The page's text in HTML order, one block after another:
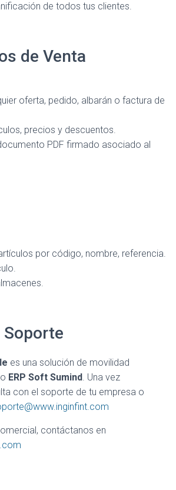
de todos tus clientes.
de Venta
oferta, pedido, albarán o factura de
precios y descuentos.
PDF firmado asociado al
por código, nombre, referencia.
es una solución de movilidad
ERP Soft Sumind. Una vez
con el soporte de tu empresa o
contáctanos en